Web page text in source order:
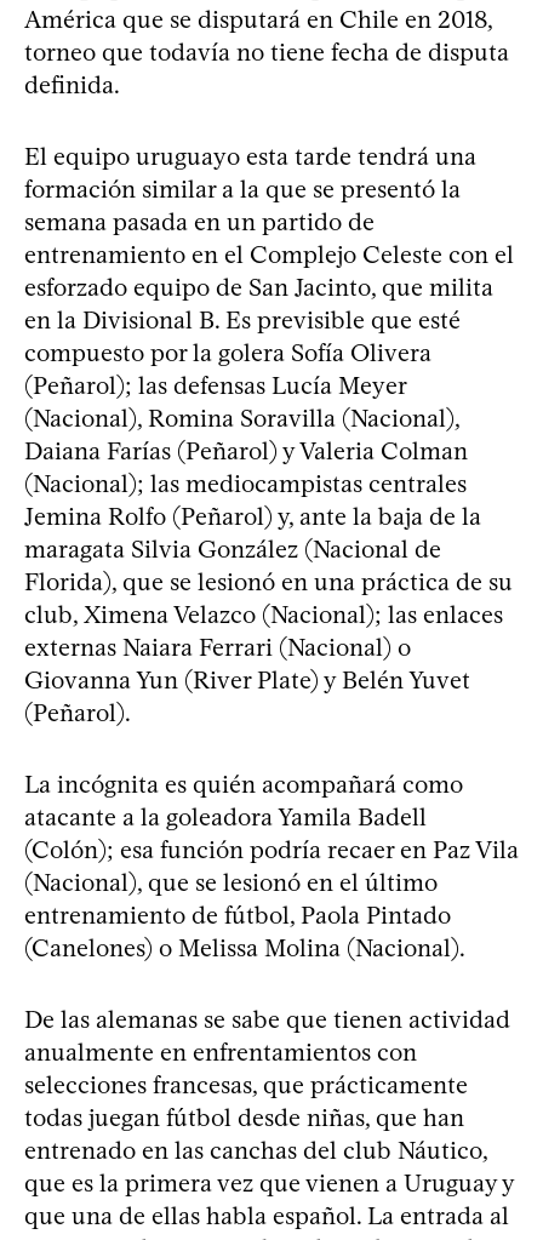
América que se disputará en Chile en 2018,
torneo que todavía no tiene fecha de disputa
definida.
El equipo uruguayo esta tarde tendrá una
formación similar a la que se presentó la
semana pasada en un partido de
entrenamiento en el Complejo Celeste con el
esforzado equipo de San Jacinto, que milita
en la Divisional B. Es previsible que esté
compuesto por la golera Sofía Olivera
(Peñarol); las defensas Lucía Meyer
(Nacional), Romina Soravilla (Nacional),
Daiana Farías (Peñarol) y Valeria Colman
(Nacional); las mediocampistas centrales
Jemina Rolfo (Peñarol) y, ante la baja de la
maragata Silvia González (Nacional de
Florida), que se lesionó en una práctica de su
club, Ximena Velazco (Nacional); las enlaces
externas Naiara Ferrari (Nacional) o
Giovanna Yun (River Plate) y Belén Yuvet
(Peñarol).
La incógnita es quién acompañará como
atacante a la goleadora Yamila Badell
(Colón); esa función podría recaer en Paz Vila
(Nacional), que se lesionó en el último
entrenamiento de fútbol, Paola Pintado
(Canelones) o Melissa Molina (Nacional).
De las alemanas se sabe que tienen actividad
anualmente en enfrentamientos con
selecciones francesas, que prácticamente
todas juegan fútbol desde niñas, que han
entrenado en las canchas del club Náutico,
que es la primera vez que vienen a Uruguay y
que una de ellas habla español. La entrada al